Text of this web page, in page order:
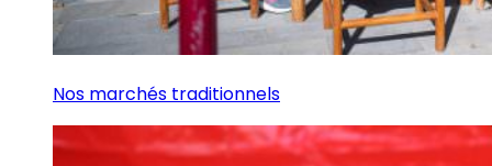
Nos marchés traditionnels